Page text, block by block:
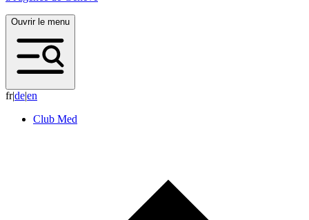
Ouvrir le menu
fr|de|en
Club Med